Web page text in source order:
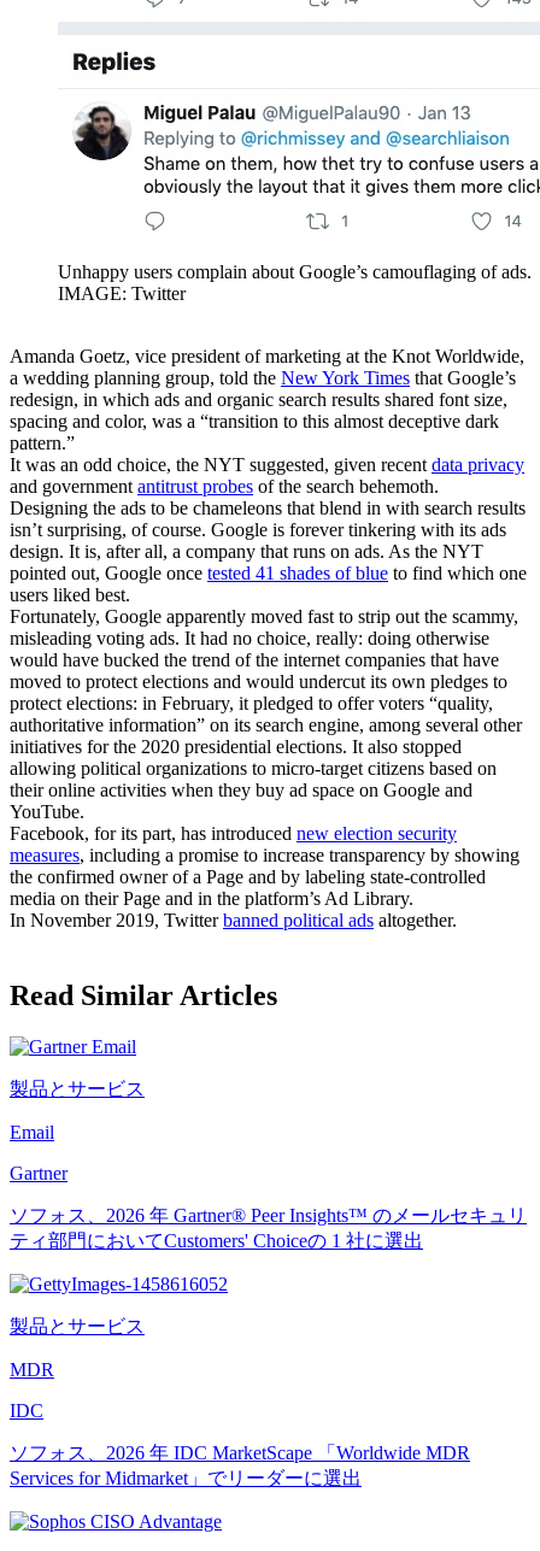
Unhappy users complain about Google’s camouflaging of ads.
IMAGE: Twitter
Amanda Goetz, vice president of marketing at the Knot Worldwide,
a wedding planning group, told the New York Times that Google’s
redesign, in which ads and organic search results shared font size,
spacing and color, was a “transition to this almost deceptive dark
pattern.”
It was an odd choice, the NYT suggested, given recent data privacy
and government antitrust probes of the search behemoth.
Designing the ads to be chameleons that blend in with search results
isn’t surprising, of course. Google is forever tinkering with its ads
design. It is, after all, a company that runs on ads. As the NYT
pointed out, Google once tested 41 shades of blue to find which one
users liked best.
Fortunately, Google apparently moved fast to strip out the scammy,
misleading voting ads. It had no choice, really: doing otherwise
would have bucked the trend of the internet companies that have
moved to protect elections and would undercut its own pledges to
protect elections: in February, it pledged to offer voters “quality,
authoritative information” on its search engine, among several other
initiatives for the 2020 presidential elections. It also stopped
allowing political organizations to micro-target citizens based on
their online activities when they buy ad space on Google and
YouTube.
Facebook, for its part, has introduced new election security
measures, including a promise to increase transparency by showing
the confirmed owner of a Page and by labeling state-controlled
media on their Page and in the platform’s Ad Library.
In November 2019, Twitterbanned political ads altogether.
Read Similar Articles
製品とサービス
Email
Gartner
ソフォス、2026 年 Gartner® Peer Insights™ のメールセキュリ
ティ部門においてCustomers' Choiceの 1 社に選出
製品とサービス
MDR
IDC
ソフォス、2026 年 IDC MarketScape 「Worldwide MDR
Services for Midmarket」でリーダーに選出